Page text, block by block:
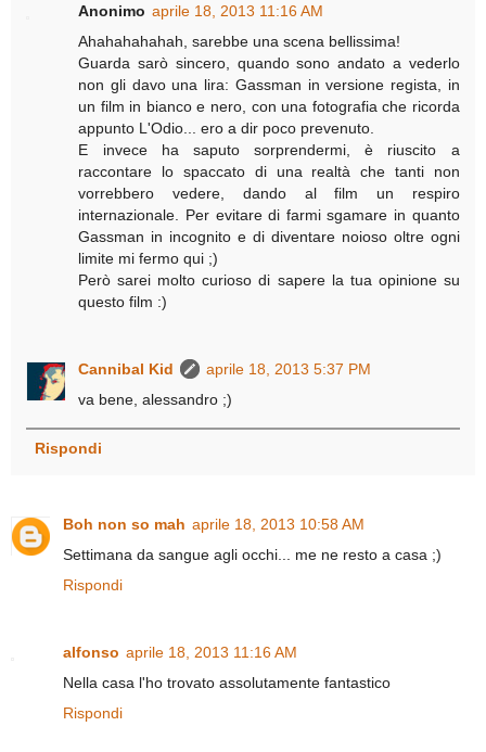
Anonimo aprile 18, 2013 11:16 AM
Ahahahahahah, sarebbe una scena bellissima!
Guarda sarò sincero, quando sono andato a vederlo
non gli davo una lira: Gassman in versione regista, in
un film in bianco e nero, con una fotografia che ricorda
appunto L'Odio... ero a dir poco prevenuto.
E invece ha saputo sorprendermi, è riuscito a
raccontare lo spaccato di una realtà che tanti non
vorrebbero vedere, dando al film un respiro
internazionale. Per evitare di farmi sgamare in quanto
Gassman in incognito e di diventare noioso oltre ogni
limite mi fermo qui ;)
Però sarei molto curioso di sapere la tua opinione su
questo film :)
Cannibal Kid
aprile 18, 2013 5:37 PM
va bene, alessandro ;)
Rispondi
Boh non so mah aprile 18, 2013 10:58 AM
Settimana da sangue agli occhi... me ne resto a casa ;)
Rispondi
alfonso aprile 18, 2013 11:16 AM
Nella casa l'ho trovato assolutamente fantastico
Rispondi